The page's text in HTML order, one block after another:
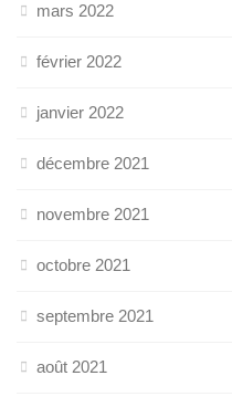
mars 2022
février 2022
janvier 2022
décembre 2021
novembre 2021
octobre 2021
septembre 2021
août 2021